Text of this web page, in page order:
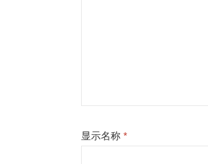
显示名称 *